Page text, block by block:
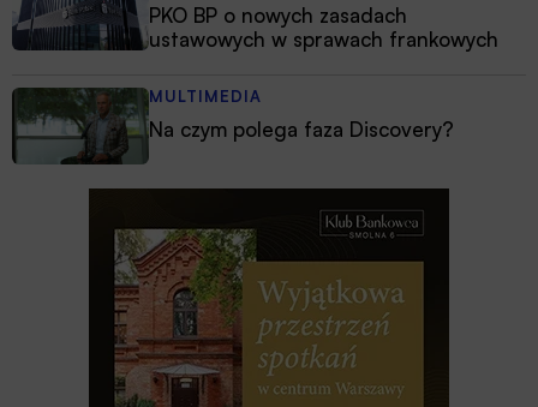
PKO BP o nowych zasadach
ustawowych w sprawach frankowych
MULTIMEDIA
Na czym polega faza Discovery?